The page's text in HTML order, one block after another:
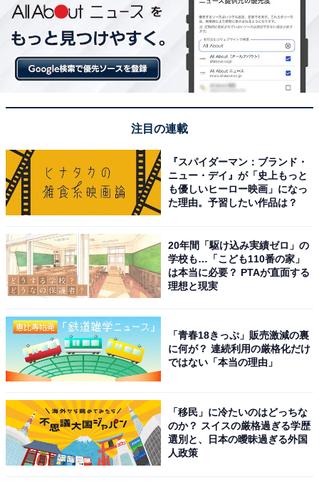
第1位：愛媛県今治市
第1位は「愛媛県今治市（いまばりし）」でした。愛媛
県の北東部に位置する今治市は、平野部の中心市街地か
ら海に浮かぶ美しい島々まで、変化に富んだ地勢をして
います。東京へのアクセスは、飛行機と自動車で約3時
間半です。
また、しまなみ海道の四国側の起点としても知られてい
ます。市街地には県立病院やショッピングセンターな
ど、生活に必要な施設が整っているのも魅力。今治タオ
＞次ページ：年代別のランキング結果
【おすすめ記事】
・
人口20万人以上の「住みたい田舎」ランキング！ 3位 山
注目の連載
『スパイダーマン：ブランド・
ニュー・デイ』が「史上もっと
も優しいヒーロー映画」になっ
た理由。予習したい作品は？
20年間「駆け込み実績ゼロ」の
学校も…「こども110番の家」
は本当に必要？ PTAが直面する
理想と現実
「青春18きっぷ」販売激減の裏
に何が？ 連続利用の厳格化だけ
ではない「本当の理由」
「移民」に冷たいのはどっちな
のか？ スイスの厳格過ぎる学歴
選別と、日本の曖昧過ぎる外国
人政策